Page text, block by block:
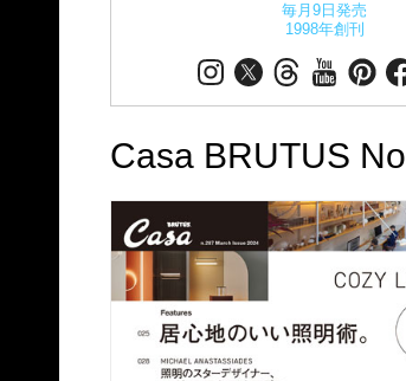
毎月9日発売
1998年創刊
Casa BRUTUS